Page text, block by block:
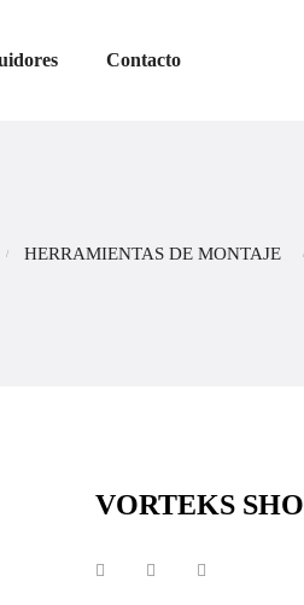
Contacto
HERRAMIENTAS DE MONTAJE
VORTEKS